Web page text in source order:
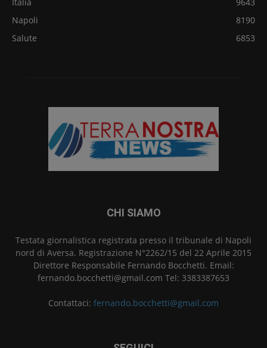
Napoli
8190
Salute
6853
CHI SIAMO
Testata giornalistica registrata presso il tribunale di Napoli
nord di Aversa. Registrazione N°2262/15 del 22 Aprile 2015
Direttore Responsabile Fernando Bocchetti. Email:
fernando.bocchetti@gmail.com Tel: 3383387653
Contattaci: fernando.bocchetti@gmail.com